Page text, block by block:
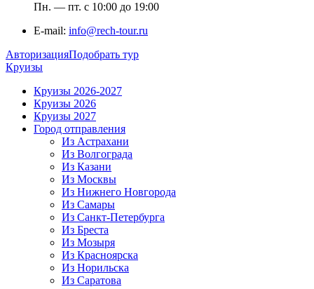
Пн. — пт. с 10:00 до 19:00
E-mail: info@rech-tour.ru
АвторизацияПодобрать тур
Круизы
Круизы 2026-2027
Круизы 2026
Круизы 2027
Город отправления
Из Астрахани
Из Волгограда
Из Казани
Из Москвы
Из Нижнего Новгорода
Из Самары
Из Санкт-Петербурга
Из Бреста
Из Мозыря
Из Красноярска
Из Норильска
Из Саратова